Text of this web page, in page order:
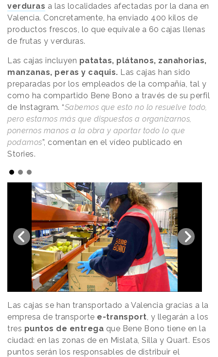
verduras a las localidades afectadas por la dana en
Valencia. Concretamente, ha enviado 400 kilos de
productos frescos, lo que equivale a 60 cajas llenas
de frutas y verduras.
Las cajas incluyen patatas, plátanos, zanahorias,
manzanas, peras y caquis. Las cajas han sido
preparadas por los empleados de la compañía, tal y
como ha compartido Bene Bono a través de su perfil
de Instagram. “Sabemos que esto no lo resuelve todo,
pero estamos más que dispuestos a organizarnos,
ponernos manos a la obra y aportar todo lo que
podamos”, comentan en el vídeo publicado en
Stories.
Las cajas se han transportado a Valencia gracias a la
empresa de transporte e-transport , y llegarán a los
tres puntos de entrega que Bene Bono tiene en la
ciudad: en las zonas de en Mislata, Silla y Quart. Esos
puntos serán los responsables de distribuir el